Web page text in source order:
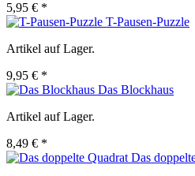
5,95 € *
T-Pausen-Puzzle
Artikel auf Lager.
9,95 € *
Das Blockhaus
Artikel auf Lager.
8,49 € *
Das